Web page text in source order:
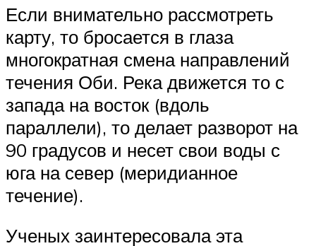
Если внимательно рассмотреть
карту, то бросается в глаза
многократная смена направлений
течения Оби. Река движется то с
запада на восток (вдоль
параллели), то делает разворот на
90 градусов и несет свои воды с
юга на север (меридианное
течение).
Ученых заинтересовала эта